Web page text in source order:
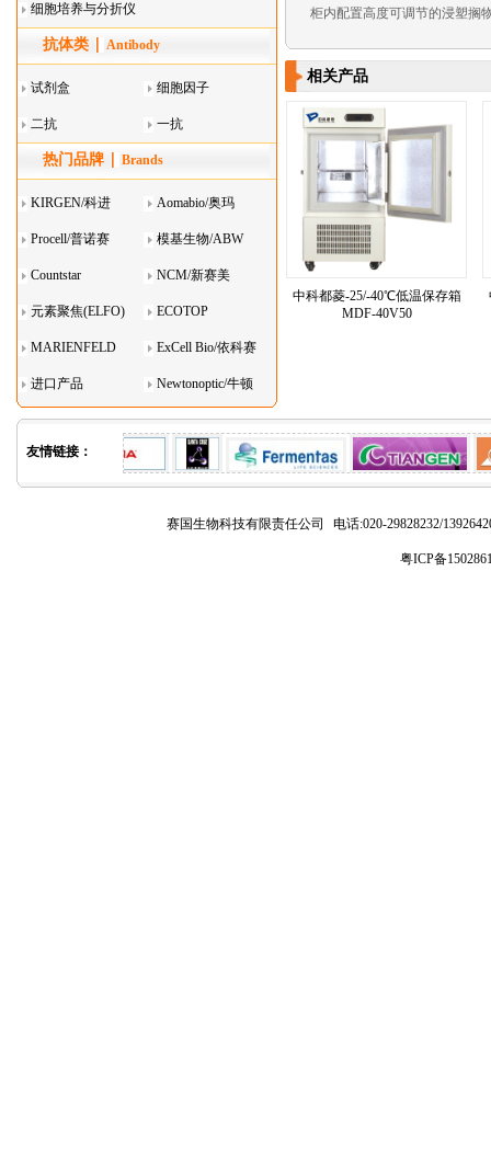
细胞培养与分折仪
器叠
抗体类 Antibody
试剂盒 细胞因子
二抗 一抗
热门品牌 Brands
KIRGEN/科进 Aomabio/奥玛
Procell/普诺赛 模基生物/ABW
Countstar NCM/新赛美
元素聚焦(ELFO) ECOTOP
MARIENFELD ExCell Bio/依科赛
进口产品 Newtonoptic/牛顿
光学
柜内配置高度可调节的浸塑搁
相关产品
中科都菱-25/-40℃低温保存箱
MDF-40V50
友情链接：
赛国生物科技有限责任公司 电话:020-29828232/
粤ICP备